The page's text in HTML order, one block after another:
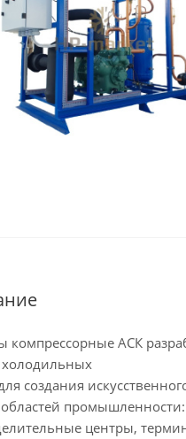
компрессорные АСК
холодильных
создания
центры,